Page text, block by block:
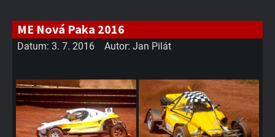
ME Nová Paka 2016
Datum: 3. 7. 2016 Autor: Jan Pilát